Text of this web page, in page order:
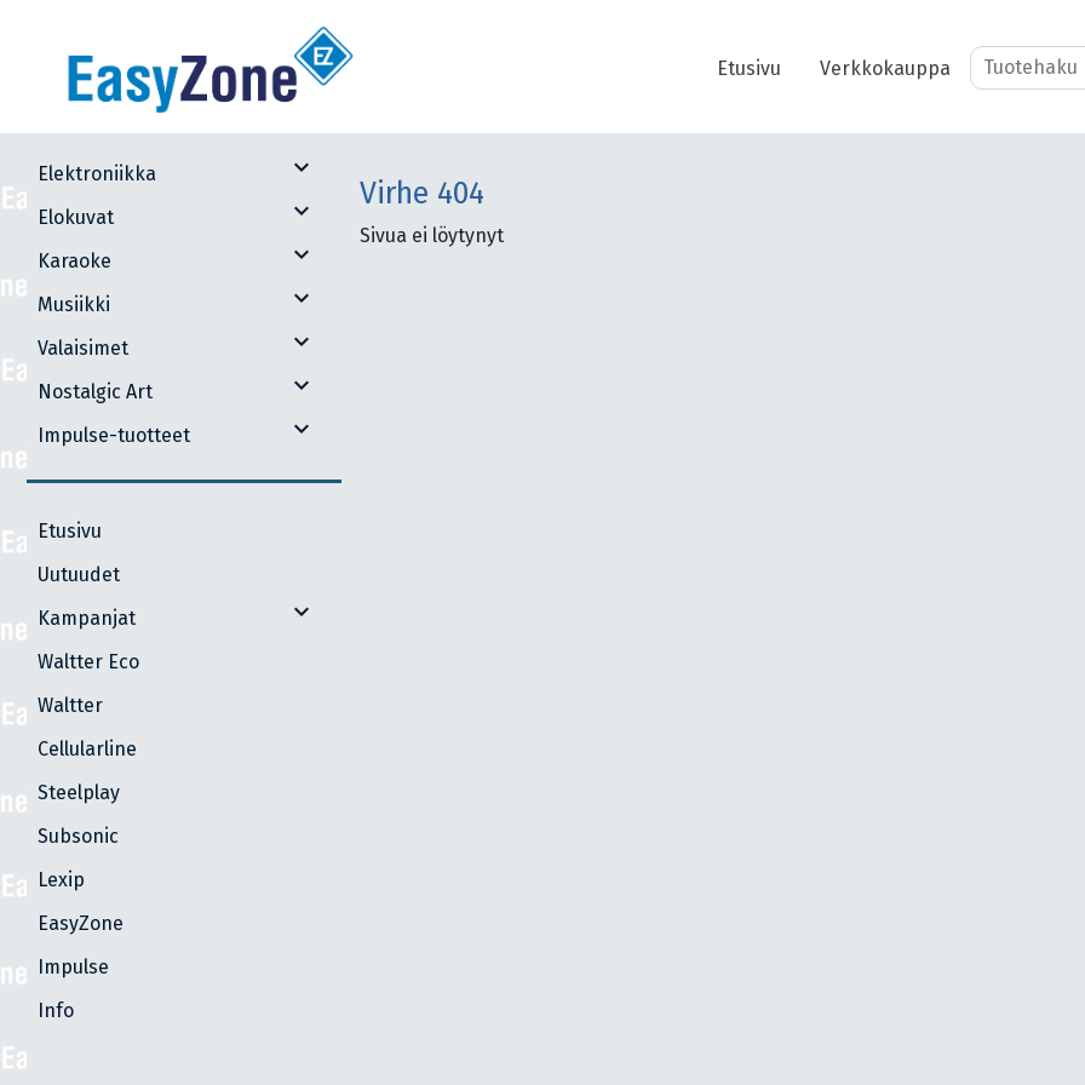
Etusivu Verkkokauppa
Virhe 404
Sivua ei löytynyt
Elektroniikka expand_more
Elokuvat expand_more
Karaoke expand_more
Musiikki expand_more
Valaisimet expand_more
Nostalgic Art expand_more
Impulse-tuotteet expand_more
Etusivu
Uutuudet
Kampanjat
expand_more
Waltter Eco
Waltter
Cellularline
Steelplay
Subsonic
Lexip
EasyZone
Impulse
Info